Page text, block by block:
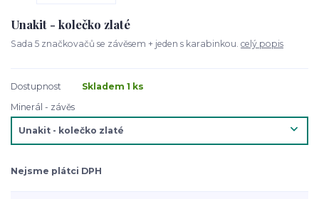
Unakit - kolečko zlaté
Sada 5 značkovačů se závěsem + jeden s karabinkou. celý popis
Dostupnost
Skladem 1 ks
Minerál - závěs
Nejsme plátci DPH